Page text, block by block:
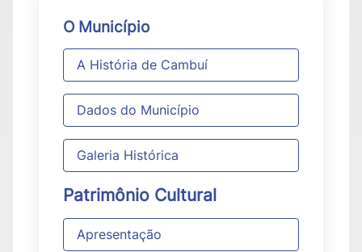
O Município
A História de Cambuí
Dados do Município
Galeria Histórica
Patrimônio Cultural
Apresentação